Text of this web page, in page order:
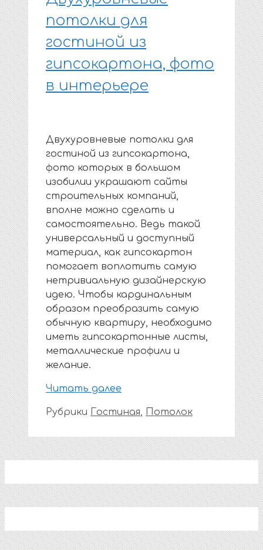
потолки для
гостиной из
гипсокартона, фото
в интерьере
Двухуровневые потолки для
гостиной из гипсокартона,
фото которых в большом
изобилии украшают сайты
строительных компаний,
вполне можно сделать и
самостоятельно. Ведь такой
универсальный и доступный
материал, как гипсокартон
помогает воплотить самую
нетривиальную дизайнерскую
идею. Чтобы кардинальным
образом преобразить самую
обычную квартиру, необходимо
иметь гипсокартонные листы,
металлические профили и
желание.
Читать далее
Рубрики Гостиная, Потолок